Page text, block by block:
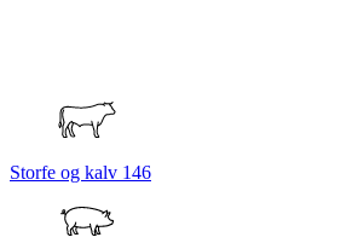
Storfe og kalv 146